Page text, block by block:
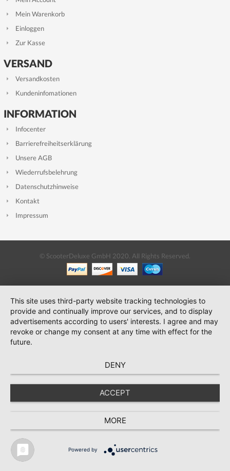
Mein Warenkorb
Einloggen
Zur Kasse
VERSAND
Versandkosten
Kundeninfomationen
INFORMATION
Infocenter
Barrierefreiheitserklärung
Unsere AGB
Wiederrufsbelehrung
Datenschutzhinweise
Kontakt
Impressum
© ScooterDeluxe GmbH 2020. All Rights Reserved.
This site uses third-party website tracking technologies to
provide and continually improve our services, and to display
advertisements according to users' interests. I agree and may
revoke or change my consent at any time with effect for the
future.
DENY
ACCEPT
MORE
Powered by